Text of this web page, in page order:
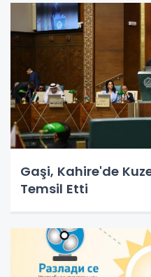
Gaşi, Kahire'de
Temsil Etti